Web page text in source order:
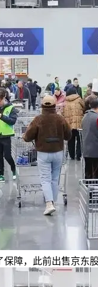
障，此前出售京